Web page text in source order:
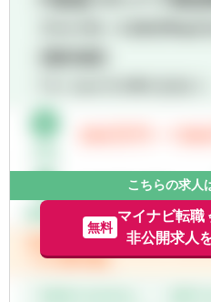
・PMI（買収
・IFRS・US
■組織・業務
・組織再編に
・決算早期化
・管理会計の
・経理・決算
こちらの求人
無料
マイナビ転職
非公開求人